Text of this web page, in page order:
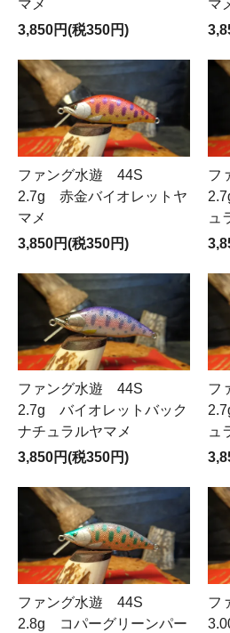
マメ
3,850円(税350円)
マ
ファング水遊 44S
2.7g 赤金バイオレットヤ
マメ
3,850円(税350円)
フ
ュ
ファング水遊 44S
2.7g バイオレットバック
ナチュラルヤマメ
3,850円(税350円)
フ
ュ
ファング水遊 44S
2.8g コパーグリーンパー
フ